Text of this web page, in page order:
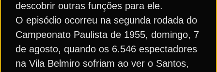
descobrir outras funções para ele.
O episódio ocorreu na segunda rodada do
Campeonato Paulista de 1955, domingo, 7
de agosto, quando os 6.546 espectadores
na Vila Belmiro sofriam ao ver o Santos,